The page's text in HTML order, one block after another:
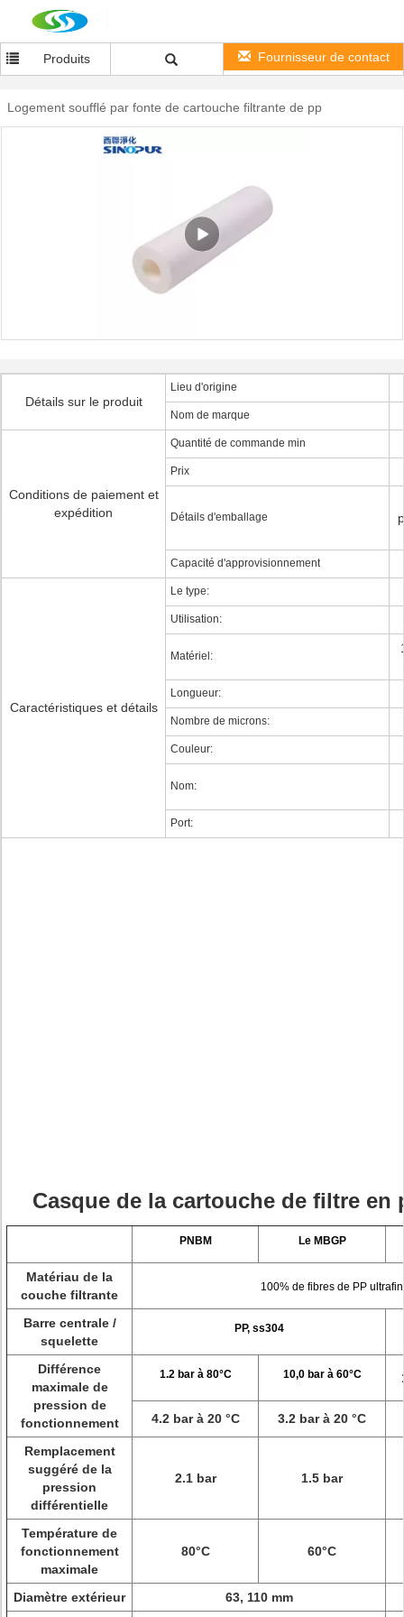
Produits Fournisseur de contact
Logement soufflé par fonte de cartouche filtrante de pp
Détails sur le produit
Lieu d'origine
Nom de marque
Conditions de paiement et
expédition
Quantité de commande min
Prix
Détails d'emballage
Capacité d'approvisionnement
Caractéristiques et détails
Le type:
Utilisation:
Matériel:
Longueur:
Nombre de microns:
Couleur:
Nom:
Port:
Casque de la cartouche de filtre
PNBM Le MBGP
Matériau de la
couche filtrante
100% de fibres de PP
Barre centrale /
squelette
PP, ss304
Différence
maximale de
pression de
fonctionnement
1.2 bar à 80°C 10,0 bar à 60°C
4.2 bar à 20 °C 3.2 bar à 20 °C
Remplacement
suggéré de la
pression
différentielle
2.1 bar 1.5 bar
Température de
fonctionnement
maximale
80°C 60°C
Diamètre extérieur 63, 110 mm